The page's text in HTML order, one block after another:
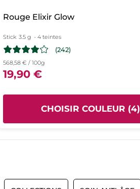
Rouge Elixir Glow
Stick 3.5 g - 4 teintes
(242)
568,58 € / 100g
19,90 €
CHOISIR COULEUR (4)